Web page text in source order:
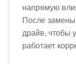
напрямую
После замены
драйв, чтобы
работает